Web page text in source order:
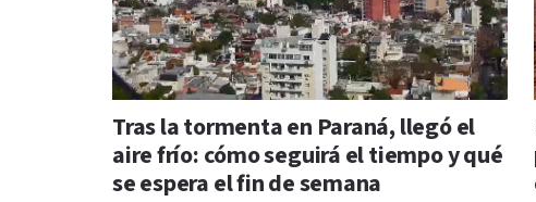
Tras la tormenta en Paraná, llegó el
aire frío: cómo seguirá el tiempo y qué
se espera el fin de semana